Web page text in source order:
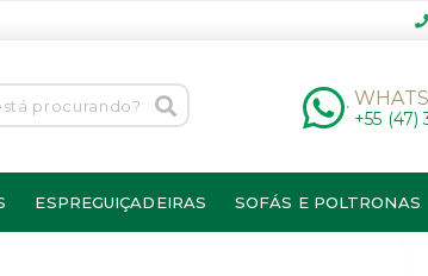
+55 (47)
ESPREGUIÇADEIRAS SOFÁS E POLTRONAS